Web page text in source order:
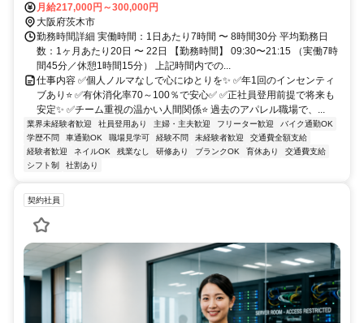
辺駅」徒歩7分
月給217,000円～300,000円
大阪府茨木市
勤務時間詳細 実働時間：1日あたり7時間 〜 8時間30分 平均勤務日
数：1ヶ月あたり20日 〜 22日 【勤務時間】 09:30〜21:15 （実働7時
間45分／休憩1時間15分） 上記時間内での...
仕事内容 ✅個人ノルマなしで心にゆとりを✨ ✅年1回のインセンティ
ブあり⭐ ✅有休消化率70～100％で安心✅ ✅正社員登用前提で将来も
安定✨ ✅チーム重視の温かい人間関係⭐ 過去のアパレル職場で、...
業界未経験者歓迎 社員登用あり 主婦・主夫歓迎 フリーター歓迎
バイク通勤OK
学歴不問
車通勤OK 職場見学可 経験不問 未経験者歓迎
交通費全額支給
経験者歓迎
ネイルOK 残業なし 研修あり ブランクOK 育休あり
交通費支給
シフト制
社割あり
契約社員